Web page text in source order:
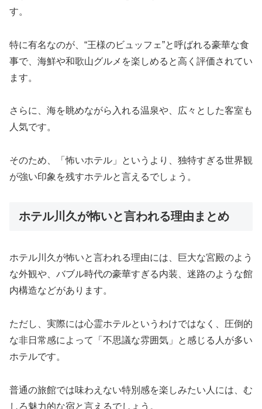
す。
特に有名なのが、“王様のビュッフェ”と呼ばれる豪華な食
事で、海鮮や和歌山グルメを楽しめると高く評価されてい
ます。
さらに、海を眺めながら入れる温泉や、広々とした客室も
人気です。
そのため、「怖いホテル」というより、独特すぎる世界観
が強い印象を残すホテルと言えるでしょう。
ホテル川久が怖いと言われる理由まとめ
ホテル川久が怖いと言われる理由には、巨大な宮殿のよう
な外観や、バブル時代の豪華すぎる内装、迷路のような館
内構造などがあります。
ただし、実際には心霊ホテルというわけではなく、圧倒的
な非日常感によって「不思議な雰囲気」と感じる人が多い
ホテルです。
普通の旅館では味わえない特別感を楽しみたい人には、む
しろ魅力的な宿と言えるでしょう。